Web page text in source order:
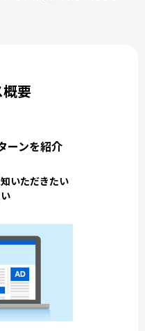
要
ーンを紹介
いただきたい